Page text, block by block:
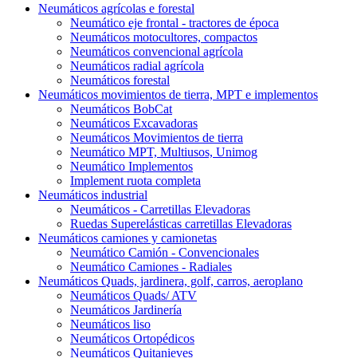
Neumáticos agrícolas e forestal
Neumático eje frontal - tractores de época
Neumáticos motocultores, compactos
Neumáticos convencional agrícola
Neumáticos radial agrícola
Neumáticos forestal
Neumáticos movimientos de tierra, MPT e implementos
Neumáticos BobCat
Neumáticos Excavadoras
Neumáticos Movimientos de tierra
Neumático MPT, Multiusos, Unimog
Neumático Implementos
Implement ruota completa
Neumáticos industrial
Neumáticos - Carretillas Elevadoras
Ruedas Superelásticas carretillas Elevadoras
Neumáticos camiones y camionetas
Neumático Camión - Convencionales
Neumático Camiones - Radiales
Neumáticos Quads, jardinera, golf, carros, aeroplano
Neumáticos Quads/ ATV
Neumáticos Jardinería
Neumáticos liso
Neumáticos Ortopédicos
Neumáticos Quitanieves